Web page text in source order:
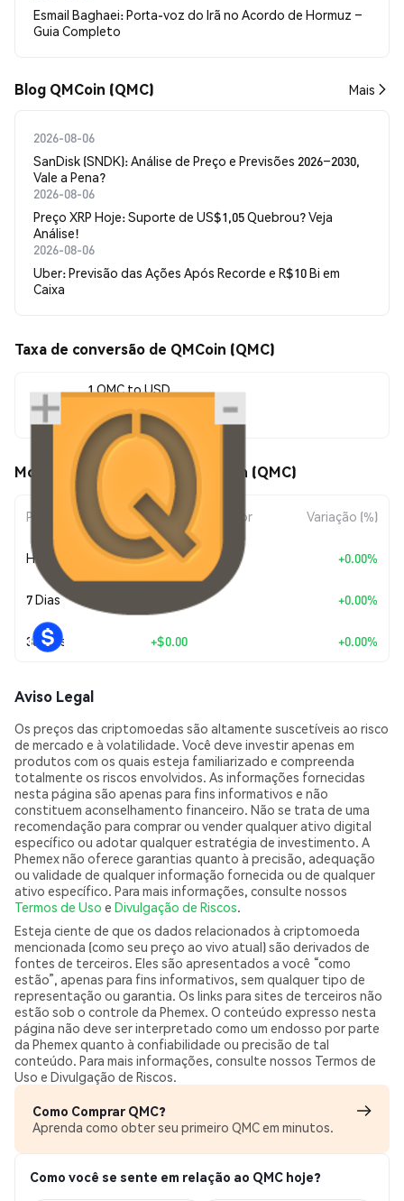
Esmail Baghaei: Porta-voz do Irã no Acordo de Hormuz –
Guia Completo
Blog QMCoin (QMC) Mais
2026-08-06
SanDisk (SNDK): Análise de Preço e Previsões 2026–2030,
Vale a Pena?
2026-08-06
Preço XRP Hoje: Suporte de US$1,05 Quebrou? Veja
Análise!
2026-08-06
Uber: Previsão das Ações Após Recorde e R$10 Bi em
Caixa
Taxa de conversão de QMCoin (QMC)
1 QMC to USD
$0.00104946
Movimentos de preço de QMCoin (QMC)
Período Variação do Valor Variação (%)
Hoje +$0.00 +0.00%
7 Dias +0.00%
30 Dias +$0.00 +0.00%
Aviso Legal
Os preços das criptomoedas são altamente suscetíveis ao risco
de mercado e à volatilidade. Você deve investir apenas em
produtos com os quais esteja familiarizado e compreenda
totalmente os riscos envolvidos. As informações fornecidas
nesta página são apenas para fins informativos e não
constituem aconselhamento financeiro. Não se trata de uma
recomendação para comprar ou vender qualquer ativo digital
específico ou adotar qualquer estratégia de investimento. A
Phemex não oferece garantias quanto à precisão, adequação
ou validade de qualquer informação fornecida ou de qualquer
ativo específico. Para mais informações, consulte nossos
Termos de Uso e Divulgação de Riscos.
Esteja ciente de que os dados relacionados à criptomoeda
mencionada (como seu preço ao vivo atual) são derivados de
fontes de terceiros. Eles são apresentados a você “como
estão”, apenas para fins informativos, sem qualquer tipo de
representação ou garantia. Os links para sites de terceiros não
estão sob o controle da Phemex. O conteúdo expresso nesta
página não deve ser interpretado como um endosso por parte
da Phemex quanto à confiabilidade ou precisão de tal
conteúdo. Para mais informações, consulte nossos Termos de
Uso e Divulgação de Riscos.
Como Comprar QMC?
Aprenda como obter seu primeiro QMC em minutos.
Como você se sente em relação ao QMC hoje?